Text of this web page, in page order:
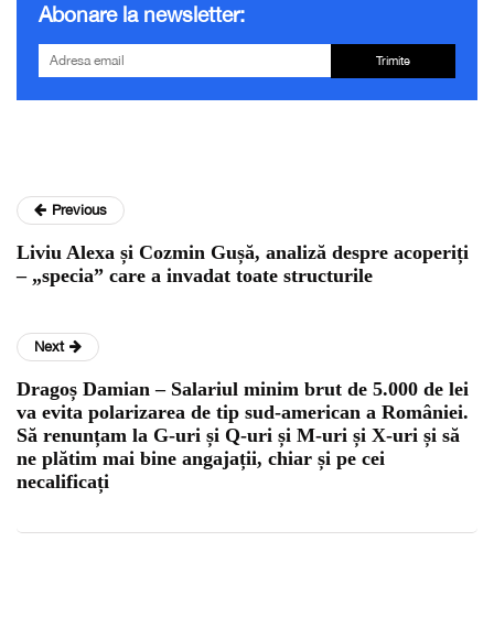
Abonare la newsletter:
Trimite
Previous
Liviu Alexa și Cozmin Gușă, analiză despre acoperiți
– „specia” care a invadat toate structurile
Next
Dragoș Damian – Salariul minim brut de 5.000 de lei
va evita polarizarea de tip sud-american a României.
Să renunțam la G-uri și Q-uri și M-uri și X-uri și să
ne plătim mai bine angajații, chiar și pe cei
necalificați